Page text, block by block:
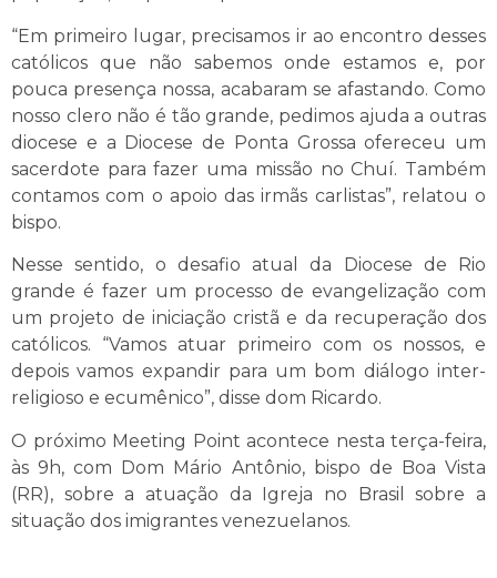
“Em primeiro lugar, precisamos ir ao encontro desses
católicos que não sabemos onde estamos e, por
pouca presença nossa, acabaram se afastando. Como
nosso clero não é tão grande, pedimos ajuda a outras
diocese e a Diocese de Ponta Grossa ofereceu um
sacerdote para fazer uma missão no Chuí. Também
contamos com o apoio das irmãs carlistas”, relatou o
bispo.
Nesse sentido, o desafio atual da Diocese de Rio
grande é fazer um processo de evangelização com
um projeto de iniciação cristã e da recuperação dos
católicos. “Vamos atuar primeiro com os nossos, e
depois vamos expandir para um bom diálogo inter-
religioso e ecumênico”, disse dom Ricardo.
O próximo Meeting Point acontece nesta terça-feira,
às 9h, com Dom Mário Antônio, bispo de Boa Vista
(RR), sobre a atuação da Igreja no Brasil sobre a
situação dos imigrantes venezuelanos.